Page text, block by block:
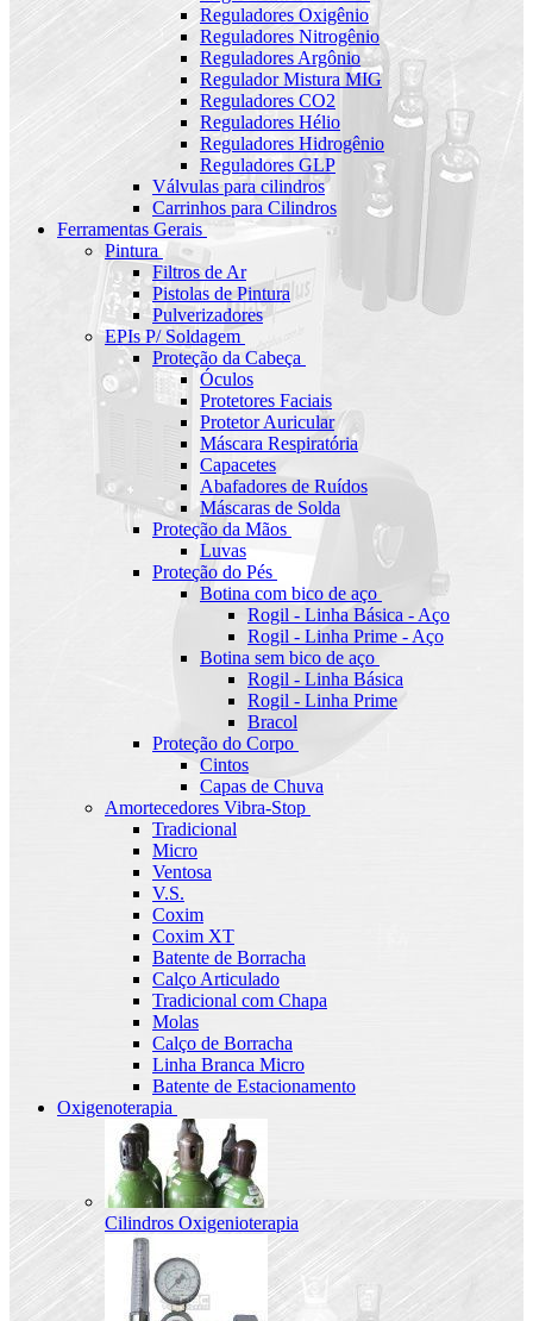
Reguladores Oxigênio
Reguladores Nitrogênio
Reguladores Argônio
Regulador Mistura MIG
Reguladores CO2
Reguladores Hélio
Reguladores Hidrogênio
Reguladores GLP
Válvulas para cilindros
Carrinhos para Cilindros
Ferramentas Gerais
Pintura
Filtros de Ar
Pistolas de Pintura
Pulverizadores
EPIs P/ Soldagem
Proteção da Cabeça
Óculos
Protetores Faciais
Protetor Auricular
Máscara Respiratória
Capacetes
Abafadores de Ruídos
Máscaras de Solda
Proteção da Mãos
Luvas
Proteção do Pés
Botina com bico de aço
Rogil - Linha Básica - Aço
Rogil - Linha Prime - Aço
Botina sem bico de aço
Rogil - Linha Básica
Rogil - Linha Prime
Bracol
Proteção do Corpo
Cintos
Capas de Chuva
Amortecedores Vibra-Stop
Tradicional
Micro
Ventosa
V.S.
Coxim
Coxim XT
Batente de Borracha
Calço Articulado
Tradicional com Chapa
Molas
Calço de Borracha
Linha Branca Micro
Batente de Estacionamento
Oxigenoterapia
Cilindros Oxigenioterapia